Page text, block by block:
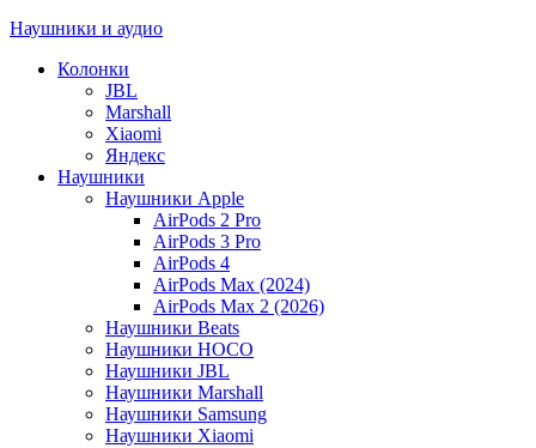
Наушники и аудио
Колонки
JBL
Marshall
Xiaomi
Яндекс
Наушники
Наушники Apple
AirPods 2 Pro
AirPods 3 Pro
AirPods 4
AirPods Max (2024)
AirPods Max 2 (2026)
Наушники Beats
Наушники HOCO
Наушники JBL
Наушники Marshall
Наушники Samsung
Наушники Xiaomi